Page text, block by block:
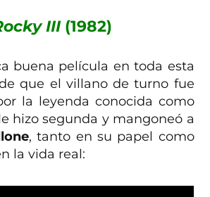
III(1982)
buena película en toda esta
que el villano de turno fue
la leyenda conocida como
hizo segunda y mangoneó a
, tanto en su papel como
la vida real: